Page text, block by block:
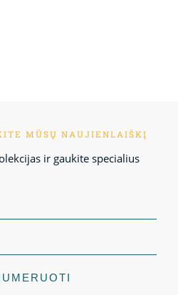
MŪSŲ NAUJIENLAIŠKĮ
ir gaukite specialius